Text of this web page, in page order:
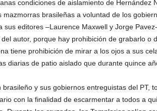
condiciones de aislamiento de Hernández
mazmorras brasileñas a voluntad de los
sus editores –Laurence Maxwell y Jorge
del autor, porque hay prohibición de grabarlo o
tiene prohibición de mirar a los ojos a sus
diarias de patio aislado que durante quince
brasileño y sus gobiernos entreguistas del PT,
con la finalidad de escarmentar a todos a